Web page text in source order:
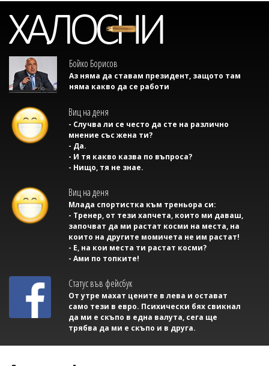
Бойко Борисов
Аз няма да ставам президент, защото там
няма какво да се работи
Виц на деня
- Случва ли се често да сте на различно
мнение със жена ти?
- Да.
- И тя какво казва по въпроса?
- Нищо, тя не знае.
Виц на деня
Млада спортистка към треньора си:
- Тренер, от тези хапчета, които ми даваш,
започват да ми растат косми на места, на
които на другите момичета не им растат!
- Е, на кои места ти растат косми?
- Ами по топките!
Статус във фейсбук
От утре махат цените в лева и остават
само тези в евро. Психически бях свикнал
да ми е скъпо в една валута, сега ще
трябва да ми е скъпо и в друга.